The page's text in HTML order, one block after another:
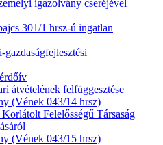
igazolvány cseréjével
301/1 hrsz-ú ingatlan
átvételének felfüggesztése
(Vének 043/14 hrsz)
Felelősségű Társaság
(Vének 043/15 hrsz)